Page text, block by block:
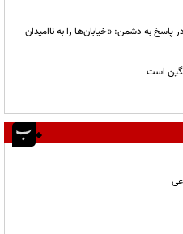
به دشمن: «خیابان‌ها را به ناامیدان
است